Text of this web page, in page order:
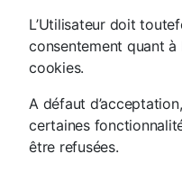
L’Utilisateur doit
consentement quant à
cookies.
A défaut
certaines
être refusées.